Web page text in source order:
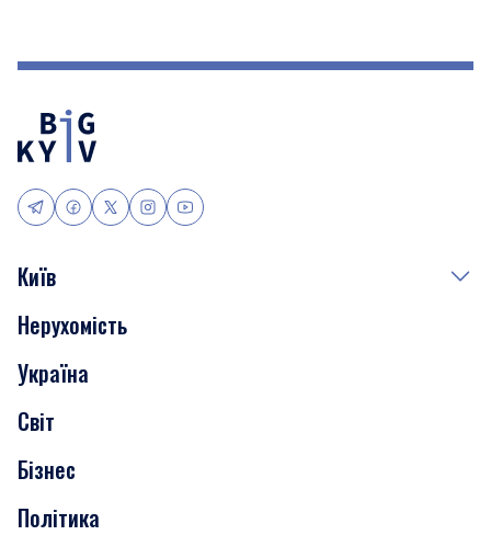
Київ
Події
Скандали
Нерухомість
Транспорт
Нерухомість
Україна
Світ
Бізнес
Політика